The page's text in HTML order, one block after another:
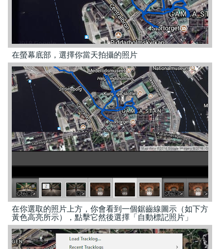
在螢幕底部，選擇你當天拍攝的照片
在你選取的照片上方，你會看到一個鋸齒線圖示（如下方
黃色高亮所示），點擊它然後選擇「自動標記照片」